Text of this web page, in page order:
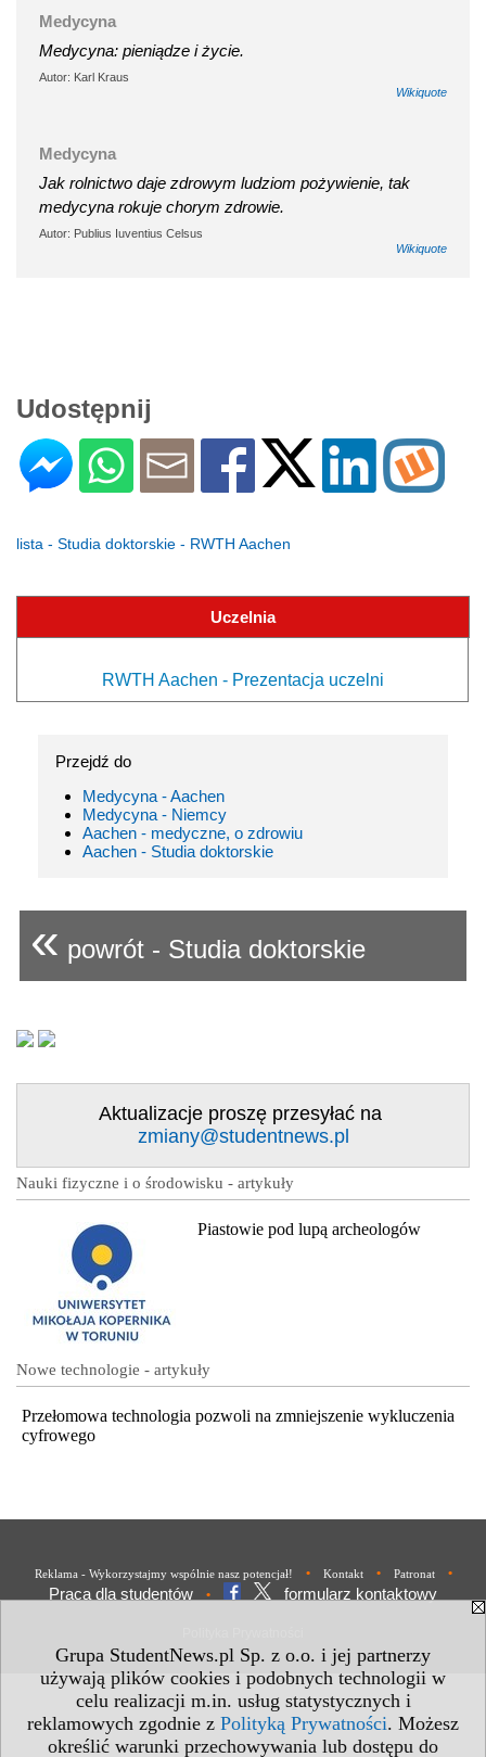
Grupa StudentNews.pl Sp. z o.o. i jej partnerzy
używają plików cookies i podobnych technologii w
celu realizacji m.in. usług statystycznych i
reklamowych zgodnie z Polityką Prywatności. Możesz
określić warunki przechowywania lub dostępu do
Medycyna
Medycyna: pieniądze i życie.
Autor: Karl Kraus
Wikiquote
Medycyna
Jak rolnictwo daje zdrowym ludziom pożywienie, tak
medycyna rokuje chorym zdrowie.
Autor: Publius Iuventius Celsus
Wikiquote
Udostępnij
lista - Studia doktorskie - RWTH Aachen
Uczelnia
RWTH Aachen - Prezentacja uczelni
Przejdź do
Medycyna - Aachen
Medycyna - Niemcy
Aachen - medyczne, o zdrowiu
Aachen - Studia doktorskie
« powrót - Studia doktorskie
Aktualizacje proszę przesyłać na
zmiany@studentnews.pl
Nauki fizyczne i o środowisku - artykuły
Piastowie pod lupą archeologów
Nowe technologie - artykuły
Przełomowa technologia pozwoli na zmniejszenie wykluczenia
cyfrowego
Reklama - Wykorzystajmy wspólnie nasz potencjał! • Kontakt • Patronat •
Praca dla studentów • formularz kontaktowy